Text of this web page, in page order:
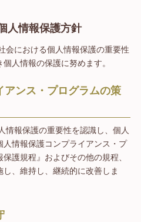
人情報保護方針
会における個人情報保護の重要性
人情報の保護に努めます。
アンス・プログラムの策
情報保護の重要性を認識し、個人
情報保護コンプライアンス・プ
護規程』およびその他の規程、
、維持し、継続的に改善しま